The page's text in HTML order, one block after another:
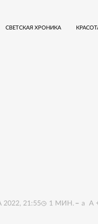
СВЕТСКАЯ ХРОНИКА
21:55 1 МИН. a A